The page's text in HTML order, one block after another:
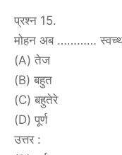
प्रश्न 15.
मोहन अब ………… स्वच्थ
(A) तेज
(B) बहुत
(C) बहुतेरे
(D) पूर्ण
उत्तर :